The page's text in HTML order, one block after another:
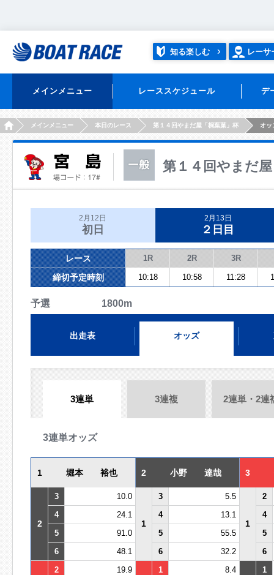
知る楽しむ レーサ
メインメニュー レーススケジュール デ
HOMEメインメニュー 本日のレース 第１４回やまだ屋「桐葉菓」杯 オッ
第１４回やまだ
2月12日
初日
2月13日
２日目
レース 1R 2R 3R
締切予定時刻 10:18 10:58 11:28
予選 1800m
出走表 オッズ
3連単 3連複 2連単・2連
3連単オッズ
1 堀本 裕也 2 小野 達哉 3
2
3 10.0
1
3 5.5
1
2
4
24.1 4 13.1
4
5
91.0 5 55.5
5
6
48.1 6 32.2 6
2 19.9 1 8.4
1